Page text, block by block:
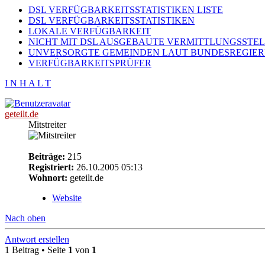
DSL VERFÜGBARKEITSSTATISTIKEN LISTE
DSL VERFÜGBARKEITSSTATISTIKEN
LOKALE VERFÜGBARKEIT
NICHT MIT DSL AUSGEBAUTE
UNVERSORGTE GEMEINDEN LAUT
VERFÜGBARKEITSPRÜFER
I N H A L T
geteilt.de
Mitstreiter
Beiträge: 215
Registriert: 26.10.2005 05:13
Wohnort: geteilt.de
Website
Nach oben
Antwort erstellen
1 Beitrag • Seite 1 von 1